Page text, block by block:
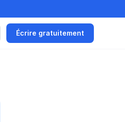
Écrire gratuitement